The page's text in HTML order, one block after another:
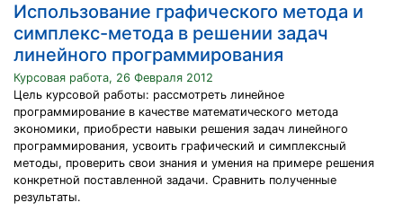
Использование графического метода и
симплекс-метода в решении задач
линейного программирования
Курсовая работа, 26 Февраля 2012
Цель курсовой работы: рассмотреть линейное
программирование в качестве математического метода
экономики, приобрести навыки решения задач линейного
программирования, усвоить графический и симплексный
методы, проверить свои знания и умения на примере решения
конкретной поставленной задачи. Сравнить полученные
результаты.